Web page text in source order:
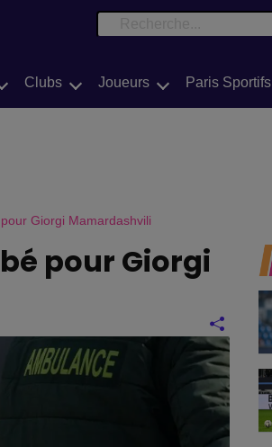
Search
Clubs Joueurs Paris Sportifs
Giorgi Mamardashvili
pour Giorgi